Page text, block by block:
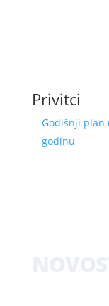
Privitci
Godišnji plan
godinu